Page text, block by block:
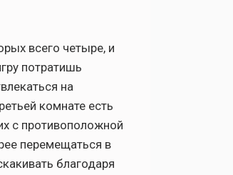
всего четыре, и
потратишь
на
комнате есть
с противоположной
перемещаться в
благодаря